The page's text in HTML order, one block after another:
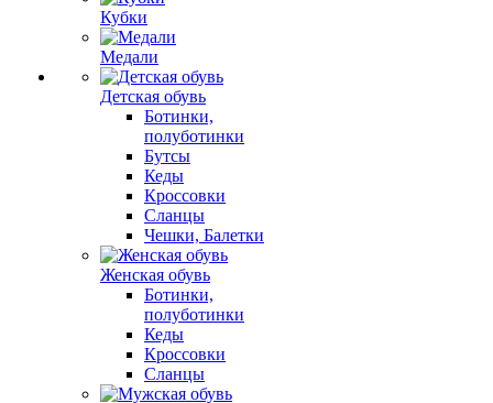
Кубки
Медали
Детская обувь
Ботинки,
полуботинки
Бутсы
Кеды
Кроссовки
Сланцы
Чешки, Балетки
Женская обувь
Ботинки,
полуботинки
Кеды
Кроссовки
Сланцы